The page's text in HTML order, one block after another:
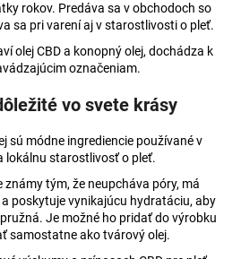
rokov. Predáva sa v obchodoch so
sa pri varení aj v starostlivosti o pleť.
olej CBD a konopný olej, dochádza k
označeniam.
vo svete krásy
sú módne ingrediencie používané v
lokálnu starostlivosť o pleť.
známy tým, že neupcháva póry, má
poskytuje vynikajúcu hydratáciu, aby
Je možné ho pridať do výrobku
samostatne ako tvárový olej.